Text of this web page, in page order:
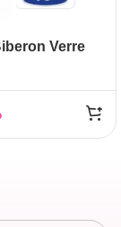
Verre